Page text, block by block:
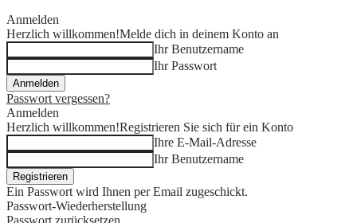
Anmelden
Herzlich willkommen!Melde dich in deinem Konto an
Ihr Benutzername
Ihr Passwort
Passwort vergessen?
Anmelden
Herzlich willkommen!Registrieren Sie sich für ein Konto
Ihre E-Mail-Adresse
Ihr Benutzername
Ein Passwort wird Ihnen per Email zugeschickt.
Passwort-Wiederherstellung
Passwort zurücksetzen